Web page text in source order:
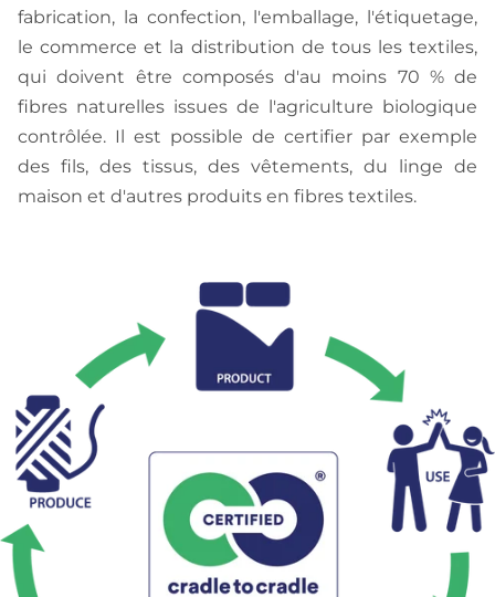
fabrication, la confection, l'emballage, l'étiquetage,
le commerce et la distribution de tous les textiles,
qui doivent être composés d'au moins 70 % de
fibres naturelles issues de l'agriculture biologique
contrôlée. Il est possible de certifier par exemple
des fils, des tissus, des vêtements, du linge de
maison et d'autres produits en fibres textiles.